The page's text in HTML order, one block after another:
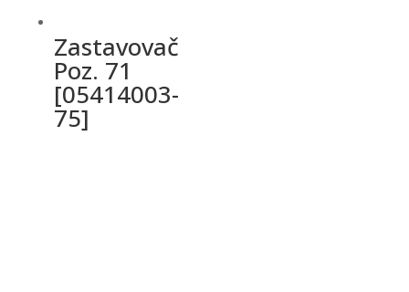
Zastavovač
Poz. 71
[05414003-
75]